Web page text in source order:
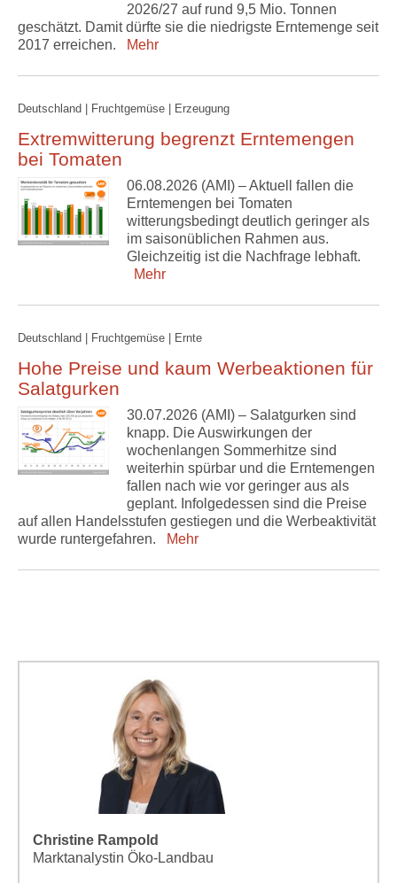
2026/27 auf rund 9,5 Mio. Tonnen
geschätzt. Damit dürfte sie die niedrigste Erntemenge seit
2017 erreichen.
Mehr
Deutschland | Fruchtgemüse | Erzeugung
Extremwitterung begrenzt Erntemengen
bei Tomaten
06.08.2026 (AMI) – Aktuell fallen die
Erntemengen bei Tomaten
witterungsbedingt deutlich geringer als
im saisonüblichen Rahmen aus.
Gleichzeitig ist die Nachfrage lebhaft.
Mehr
Deutschland | Fruchtgemüse | Ernte
Hohe Preise und kaum Werbeaktionen für
Salatgurken
30.07.2026 (AMI) – Salatgurken sind
knapp. Die Auswirkungen der
wochenlangen Sommerhitze sind
weiterhin spürbar und die Erntemengen
fallen nach wie vor geringer aus als
geplant. Infolgedessen sind die Preise
auf allen Handelsstufen gestiegen und die Werbeaktivität
wurde runtergefahren.
Mehr
Christine Rampold
Marktanalystin Öko-Landbau